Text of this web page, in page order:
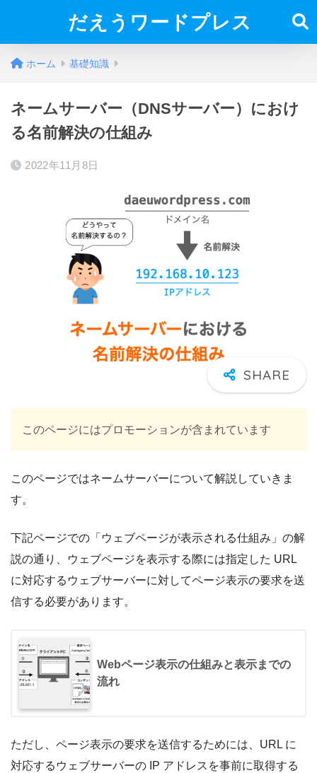
だえうワードプレス
ホーム 基礎知識
ネームサーバー（DNSサーバー）におけ
る名前解決の仕組み
2022年11月8日
このページにはプロモーションが含まれています
このページではネームサーバーについて解説していきま
す。
下記ページでの「ウェブページが表示される仕組み」の解
説の通り、ウェブページを表示する際には指定した URL
に対応するウェブサーバーに対してページ表示の要求を送
信する必要があります。
Webページ表示の仕組みと表示までの
流れ
ただし、ページ表示の要求を送信するためには、URL に
対応するウェブサーバーの IP アドレスを事前に取得する